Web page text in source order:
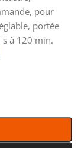
pour
portée
s à 120 min.